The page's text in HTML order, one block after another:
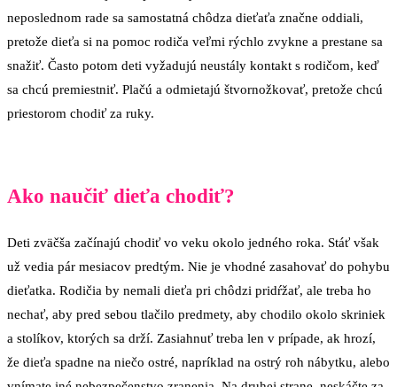
neposlednom rade sa samostatná chôdza dieťaťa značne oddiali,
pretože dieťa si na pomoc rodiča veľmi rýchlo zvykne a prestane sa
snažiť. Často potom deti vyžadujú neustály kontakt s rodičom, keď
sa chcú premiestniť. Plačú a odmietajú štvornožkovať, pretože chcú
priestorom chodiť za ruky.
Ako naučiť dieťa chodiť?
Deti zväčša začínajú chodiť vo veku okolo jedného roka. Stáť však
už vedia pár mesiacov predtým. Nie je vhodné zasahovať do pohybu
dieťatka. Rodičia by nemali dieťa pri chôdzi pridŕžať, ale treba ho
nechať, aby pred sebou tlačilo predmety, aby chodilo okolo skriniek
a stolíkov, ktorých sa drží. Zasiahnuť treba len v prípade, ak hrozí,
že dieťa spadne na niečo ostré, napríklad na ostrý roh nábytku, alebo